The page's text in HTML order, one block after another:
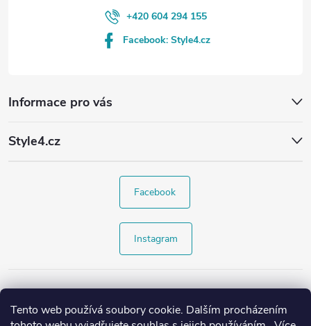
Tento web používá soubory cookie. Dalším procházením
Informace pro vás
Style4.cz
+420 604 294 155
Facebook: Style4.cz
Facebook
Instagram